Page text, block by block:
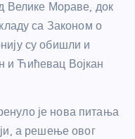
Велике Мораве, док
са Законом о
су обишли и
и Ћићевац Војкан
је нова питања
а решење овог